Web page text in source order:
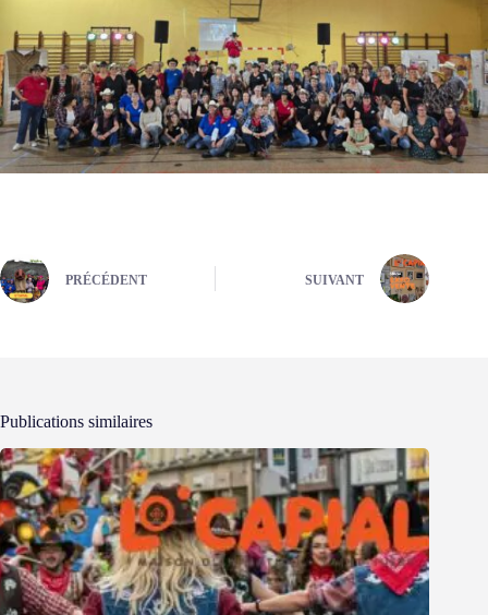
PRÉCÉDENT SUIVANT
Publications similaires